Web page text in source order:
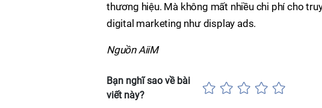
thương hiệu. Mà không mất nhiều chi phí cho
digital marketing như display ads.
Nguồn AiiM
Bạn nghĩ sao về bài
viết này?